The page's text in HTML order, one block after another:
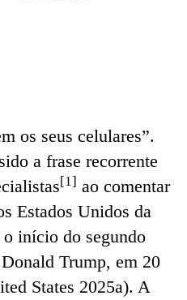
os seus celulares”.
a frase recorrente
[1] ao comentar
Estados Unidos da
início do segundo
Trump, em 20
States 2025a). A